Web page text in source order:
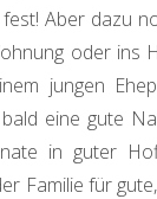
Aber dazu
oder ins
jungen
eine gute
in guter
Familie für